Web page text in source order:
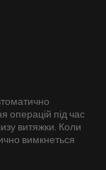
операцій під час
витяжки. Коли
вимкнеться